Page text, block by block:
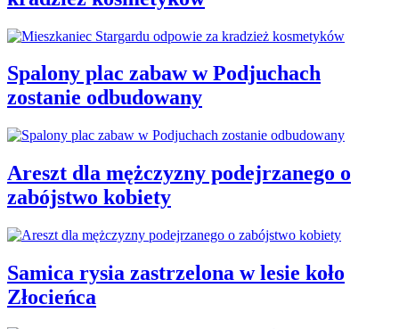
Spalony plac zabaw w Podjuchach
zostanie odbudowany
Areszt dla mężczyzny podejrzanego o
zabójstwo kobiety
Samica rysia zastrzelona w lesie koło
Złocieńca